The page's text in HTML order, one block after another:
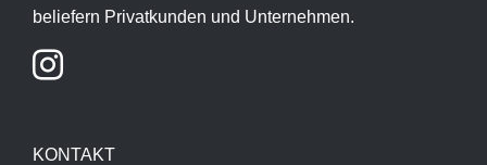
beliefern Privatkunden und Unternehmen.
KONTAKT